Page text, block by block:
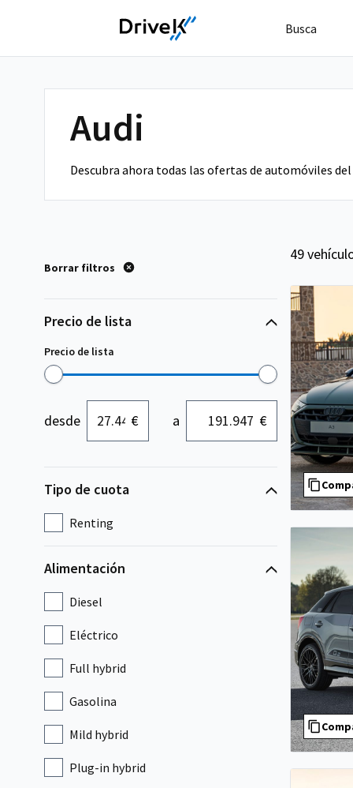
Busca
Audi
Descubra ahora todas las ofertas de automóviles
Borrar filtros
Precio de lista
Precio de lista
desde € a €
Tipo de cuota
Renting
Alimentación
Diesel
Eléctrico
Full hybrid
Gasolina
Mild hybrid
Plug-in hybrid
49